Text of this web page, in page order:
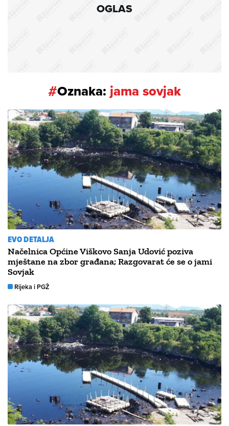
OGLAS
#Oznaka:jama sovjak
EVO DETALJA
Načelnica Općine Viškovo Sanja Udović poziva
mještane na zbor građana; Razgovarat će se o jami
Sovjak
Rijeka i PGŽ